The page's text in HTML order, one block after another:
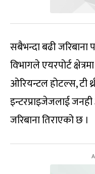
सबैभन्दा बढी जरिबाना
विभागले एयरपोर्ट
ओरियन्टल होटल्स, टी
इन्टरप्राइजेजलाई
जरिबाना तिराएको छ ।